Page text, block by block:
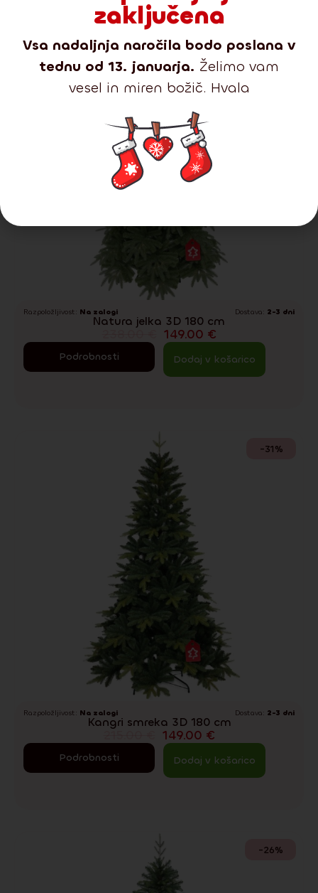
-37%
Razpoložljivost: Na zalogi Dostava: 2-3 dni
Natura jelka 3D 180 cm
149.00 €
Podrobnosti Dodaj v košarico
-31%
Razpoložljivost: Na zalogi Dostava: 2-3 dni
Kangri smreka 3D 180 cm
149.00 €
Podrobnosti Dodaj v košarico
-26%
zaključena
Vsa nadaljnja naročila bodo poslana v
tednu od 13. januarja. Želimo vam
vesel in miren božič. Hvala